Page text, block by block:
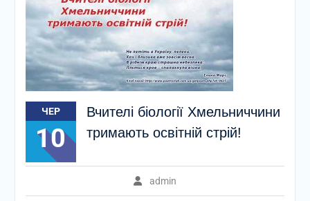
ЧЕР
10
Вчителі біології Хмельниччини
тримають освітній стрій!
admin